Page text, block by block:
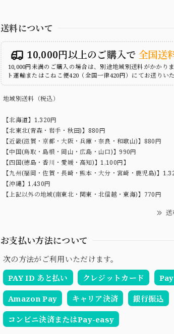
送料について
10,000円以上のご購入で 全国送
10,000円未満のご購入の場合は、別途地域別送料がかかり
ト運輸またはこねこ便420（全国一律420円）にてお送りい
地域別送料（税込）
【北海道】1,320円
【北東北(青森・岩手・秋田)】880円
【近畿(滋賀・京都・大阪・兵庫・奈良・和歌山)】880円
【中国(鳥取・島根・岡山・広島・山口)】990円
【四国(徳島・香川・愛媛・高知)】1,100円】
【九州(福岡・佐賀・長崎・熊本・大分・宮崎・鹿児島)】
【沖縄】1,430円
【上記以外の地域(南東北・関東・北信越・東海)】770円
お支払い方法について
次の方法がご利用いただけます。
PAY ID あと払い
クレジットカード
Amazon Pay キャリア決済 銀行振込
コンビニ決済またはPay-easy